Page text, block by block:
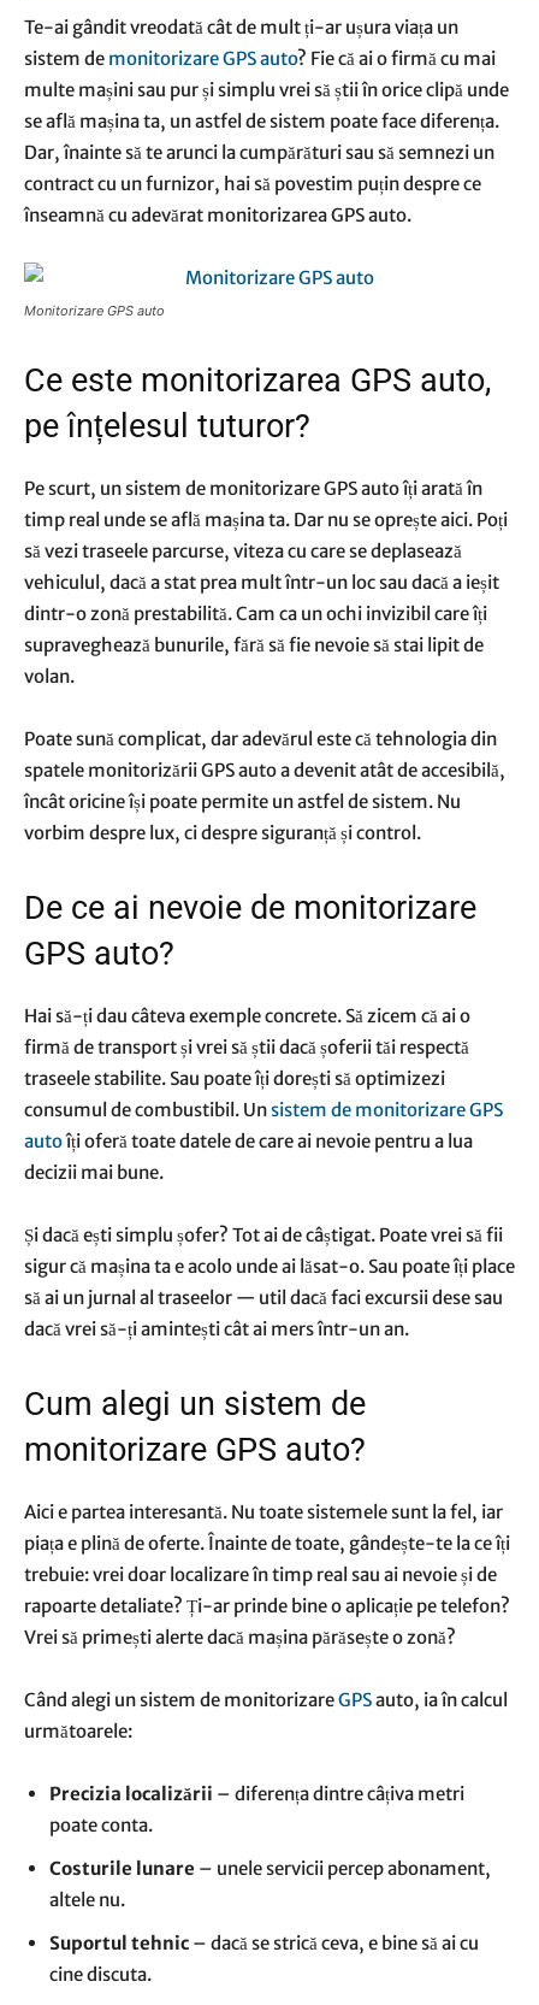
Te-ai gândit vreodată cât de mult ți-ar ușura viața un
sistem de monitorizare GPS auto? Fie că ai o firmă cu mai
multe mașini sau pur și simplu vrei să știi în orice clipă unde
se află mașina ta, un astfel de sistem poate face diferența.
Dar, înainte să te arunci la cumpărături sau să semnezi un
contract cu un furnizor, hai să povestim puțin despre ce
înseamnă cu adevărat monitorizarea GPS auto.
Monitorizare GPS auto
Ce este monitorizarea GPS auto,
pe înțelesul tuturor?
Pe scurt, un sistem de monitorizare GPS auto îți arată în
timp real unde se află mașina ta. Dar nu se oprește aici. Poți
să vezi traseele parcurse, viteza cu care se deplasează
vehiculul, dacă a stat prea mult într-un loc sau dacă a ieșit
dintr-o zonă prestabilită. Cam ca un ochi invizibil care îți
supraveghează bunurile, fără să fie nevoie să stai lipit de
volan.
Poate sună complicat, dar adevărul este că tehnologia din
spatele monitorizării GPS auto a devenit atât de accesibilă,
încât oricine își poate permite un astfel de sistem. Nu
vorbim despre lux, ci despre siguranță și control.
De ce ai nevoie de monitorizare
GPS auto?
Hai să-ți dau câteva exemple concrete. Să zicem că ai o
firmă de transport și vrei să știi dacă șoferii tăi respectă
traseele stabilite. Sau poate îți dorești să optimizezi
consumul de combustibil. Unsistem de monitorizare GPS
autoîți oferă toate datele de care ai nevoie pentru a lua
decizii mai bune.
Și dacă ești simplu șofer? Tot ai de câștigat. Poate vrei să fii
sigur că mașina ta e acolo unde ai lăsat-o. Sau poate îți place
să ai un jurnal al traseelor — util dacă faci excursii dese sau
dacă vrei să-ți amintești cât ai mers într-un an.
Cum alegi un sistem de
monitorizare GPS auto?
Aici e partea interesantă. Nu toate sistemele sunt la fel, iar
piața e plină de oferte. Înainte de toate, gândește-te la ce îți
trebuie: vrei doar localizare în timp real sau ai nevoie și de
rapoarte detaliate? Ți-ar prinde bine o aplicație pe telefon?
Vrei să primești alerte dacă mașina părăsește o zonă?
Când alegi un sistem de monitorizareGPSauto, ia în calcul
următoarele:
Precizia localizării – diferența dintre câțiva metri
poate conta.
Costurile lunare – unele servicii percep abonament,
altele nu.
Suportul tehnic – dacă se strică ceva, e bine să ai cu
cine discuta.